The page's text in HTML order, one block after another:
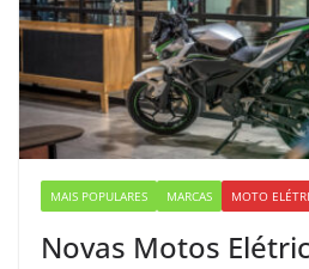
MAIS POPULARES MARCAS MOTO
Novas Motos